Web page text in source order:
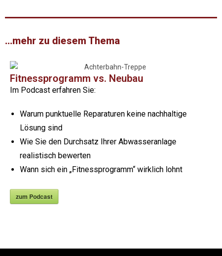
...mehr zu diesem Thema
Fitnessprogramm vs. Neubau
Im Podcast erfahren Sie:
Warum punktuelle Reparaturen keine nachhaltige
Lösung sind
Wie Sie den Durchsatz Ihrer Abwasseranlage
realistisch bewerten
Wann sich ein „Fitnessprogramm“ wirklich lohnt
zum Podcast